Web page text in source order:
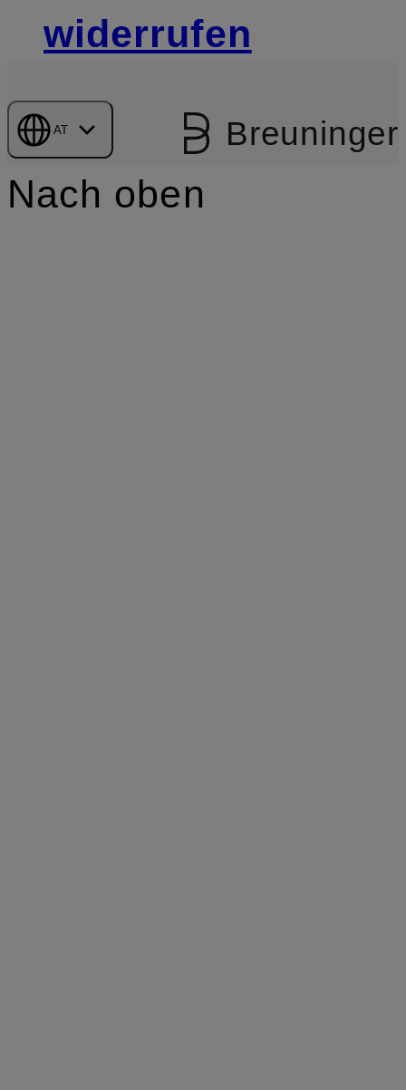
widerrufen
AT Breuninger
Nach oben